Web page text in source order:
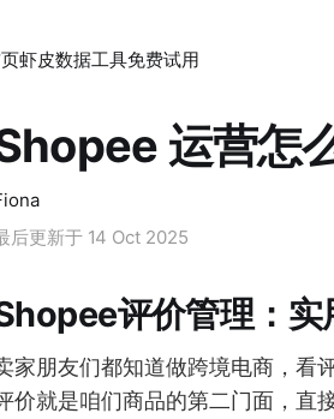
虾皮数据工具免费试用
运营怎
后更新于 14 Oct 2025
评价管理：实
家朋友们都知道做跨境电商，看
价就是咱们商品的第二门面，直